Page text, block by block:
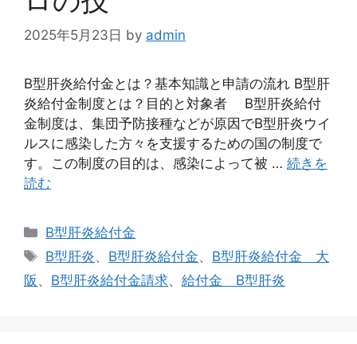
2025年5月23日 by admin
B型肝炎給付金とは？基本知識と申請の流れ B型肝
炎給付金制度とは？目的と対象者 B型肝炎給付
金制度は、集団予防接種などが原因でB型肝炎ウイ
ルスに感染した方々を支援するための国の制度で
す。この制度の目的は、感染によって被 … 続きを
読む
カ
テ
リ
B型肝炎給付金
タ
グ
B型肝炎、 B型肝炎給付金、 B型肝炎給付金 大
阪 、 B型肝炎給付金請求、 給付金 B型肝炎